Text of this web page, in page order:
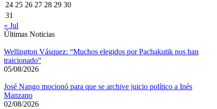
24 25 26 27 28 29 30
31
« Jul
Últimas Noticias
Wellington Vásquez: “Muchos elegidos por Pachakutik nos han
traicionado”
05/08/2026
José Nango mocionó para que se archive juicio político a Inés
Manzano
02/08/2026